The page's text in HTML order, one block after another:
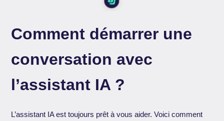
Comment démarrer une
conversation avec
l’assistant IA ?
L’assistant IA est toujours prêt à vous aider. Voici comment